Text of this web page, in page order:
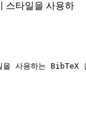
스타일을 사용하
사용하는 BibTeX